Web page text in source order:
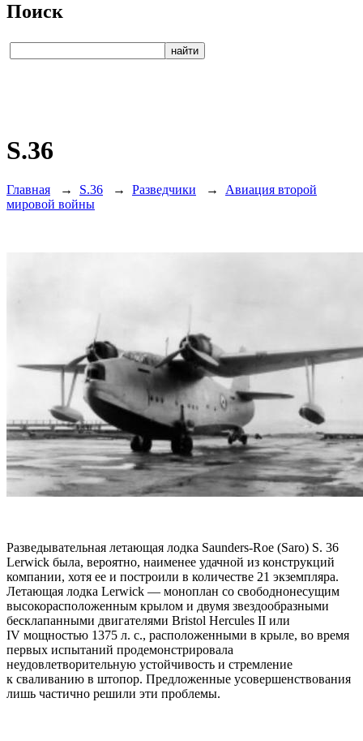
Поиск
S.36
Главная → S.36 → Разведчики → Авиация второй
мировой войны
Разведывательная летающая лодка Saunders-Roe (Saro) S. 36
Lerwick была, вероятно, наименее удачной из конструкций
компании, хотя ее и построили в количестве 21 экземпляра.
Летающая лодка Lerwick — моноплан со свободнонесущим
высокорасположенным крылом и двумя звездообразными
бесклапанными двигателями Bristol Hercules II или
IV мощностью 1375 л. с., расположенными в крыле, во время
первых испытаний продемонстрировала
неудовлетворительную устойчивость и стремление
к сваливанию в штопор. Предложенные усовершенствования
лишь частично решили эти проблемы.